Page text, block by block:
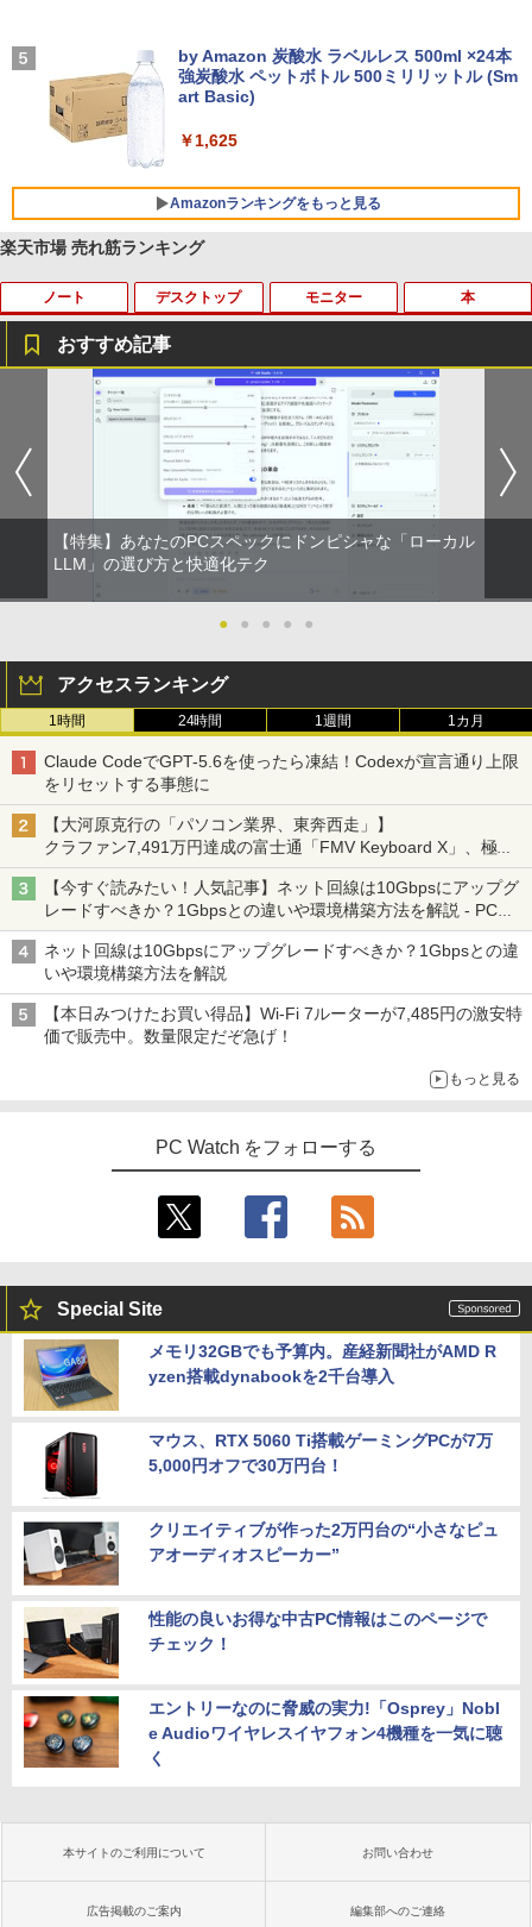
Xiaomi シャオミ REDMI Buds 8 Lite ワイヤ
リング ANC 36時間再生
￥250
by Amazon 炭酸水 ラベルレス 500ml ×24本
強炭酸水 ペットボトル 500ミリリットル (Sm
art Basic)
￥1,625
Amazonランキングをもっと見る
薬屋のひとりごと 17巻 (デジタル版ビッグガ
ンガンコミックス)
￥770
ONE PIECE モノクロ版 115 (ジャンプコミッ
クスDIGITAL)
￥594
異世界居酒屋「のぶ」(22) (角川コミックス・
エース)
￥832
HUNTER×HUNTER モノクロ版 39 (ジャンプ
コミックスDIGITAL)
￥572
スーパーの裏でヤニ吸うふたり 9巻 (デジタル
版ビッグガンガンコミックス)
￥810
楽天市場 売れ筋ランキング
ノート
【新品】Windows11 ノートパソコン off
ice付き 15.6インチワイド液晶 フルHD I
ntel Pentium GOLD 6500Y メモリ12GB
新品SSD256GB USB3.0 HDMI 日本語配
列キーボード【NC15】
￥39,800
2
中古｜DELL Alienware Aurora R5｜Cor
e i7｜メモリ8GB｜SSD256GB＋HDD1T
Force GTX 1070搭載｜ゲーミングPC 中
古｜デスクトップPC 中古PC｜高性能 グ
ラフィック搭載｜ゲーム 動画編集 画像編
集 仕事用
￥44,999
超得5,000円OFF&P10倍｜CPU第11世代
｜NEC VM-9｜最大180日保証｜中古ノー
トパソコン Windows11 office付き｜Co
re i5 第11世代｜メモリ最大16GB SSD25
6GB｜Microsoft office2019搭載｜13.3
インチ｜Webカメラ搭載｜ノートパソコ
ン｜中古パソコン｜パソコン｜中古ノー
トPC
￥45,800
2025年 年間出荷数 No.2 ノートPC 2026
年 爆進中！】整備済み ノートパソコン 1
12GB 16GB メモリ Wi-Fi 無線LAN Web
カメラ HP 最高峰 EliteBook 830 G5 中
￥51,800
5
フルHD 14.0型 DELL Latitude 7410 Cor
11【中古】
デスクトップ
【訳あり品】中古パソコン | NEC | Mate
MKM30B-4 | Windows11 | デスクトップ
| 一年保証 | 第8世代 | Core i5 8500 3.0
(〜最大4.1)GHz | MEM:8GB | SSD:256G
B(NVMe) | DVD-ROM | 無線LAN:あり |
Win11Pro64bit
￥15,000
中古パソコン | NEC | Mate MRL36L-5 |
第9世代 | Core i3 9100 3.6(〜最大4.2)G
Hz | MEM:8GB | SSD:256GB(新品) | DV
Dマルチ | Win11Pro64bit
3
送料無料 MouseComputer SL4-B450 単
体 AMD Ryzen 3 3200G Windows11 64
bit HDMI メモリー8GB 高速SSD256GB
M.2-SATA +HDD1TB DVDマルチ 中古デ
スクトップパソコン 中古 パソコン【30
日保証】1235602
￥19,800
720s Small | Windows11 | デスクトップ
B(新品) | DVDマルチ | Win11Pro64bit
D1TB 二画面デュアル アウトレット オフ
ィス付き 最新MSOffice2024可 Win11Pr
o 中古パソコンデスクトップパソコン ミ
ニPC デル 中古パソコンデスクトップPC
モニター
【BenQ公式店】BenQ ベンキュー GW2
491 23.8インチ アイケアモニター Full H
D/IPS/HDMI/DP/ブルーライト軽減プラ
ス/フリッカーフリー/ティルト機能/24型/
24インチ相当 PCモニター
￥13,896
2
Philips｜フィリップス 液晶ディスプレ
イ(27型/IPS/FullHD 1920×1080/120Hz/
￥13,800
3
タイムレコーダー 勤怠管理機 指紋認証・
パスワード認証 出勤レコーダー 勤怠レコ
ーダー 電子タイムレコーダー USBデー
タ管理 自動集計機能 1000ユーザー対応
100,000レコード保存 簡単設定 2.8イン
チLCDスクリーン PSE認証済
￥14,880
4
レノボジャパン Lenovo L24-4C モニ
ター ［23.8型 / フルHD(1920×1080) / ワ
イド / 144Hz］ クラウドグレー 67DDK
Yoothi 互換品 14.0インチ Lenovo Yoga
7-14ITL5 82BH 対応 FullHD 1920x1080
IPS LED LCD ディスプレイ タッチスク
本
永瀬廉 プレミアムBOX【初回限定版】
（仮） [ 永瀬廉 ]
￥8,800
[新品]葬送のフリーレン (1-15巻 最新刊)
￥8,965
3
公式TOEIC Listening & Reading 問題
￥3,630
4 WORLD SEIKYO vol.8 [ 聖教新聞社 ]
おすすめ記事
【特集】あなたのPCスペックにドンピシャな「ローカル
LLM」の選び方と快適化テク
● ● ● ● ●
アクセスランキング
1時間 24時間 1週間 1カ月
Claude CodeでGPT-5.6を使ったら凍結！Codexが宣言通り上限
をリセットする事態に
【大河原克行の「パソコン業界、東奔西走」】
クラファン7,491万円達成の富士通「FMV Keyboard X」、極限
の静音化を追求
【今すぐ読みたい！人気記事】ネット回線は10Gbpsにアップグ
レードすべきか？1Gbpsとの違いや環境構築方法を解説 - PC
Watch
ネット回線は10Gbpsにアップグレードすべきか？1Gbpsとの違
いや環境構築方法を解説
【本日みつけたお買い得品】Wi-Fi 7ルーターが7,485円の激安特
価で販売中。数量限定だぞ急げ！
もっと見る
PC Watch をフォローする
Special Site
メモリ32GBでも予算内。産経新聞社がAMD R
yzen搭載dynabookを2千台導入
マウス、RTX 5060 Ti搭載ゲーミングPCが7万
5,000円オフで30万円台！
クリエイティブが作った2万円台の“小さなピュ
アオーディオスピーカー”
性能の良いお得な中古PC情報はこのページで
チェック！
エントリーなのに脅威の実力!「Osprey」Nobl
e Audioワイヤレスイヤフォン4機種を一気に聴
く
本サイトのご利用について お問い合わせ
広告掲載のご案内 編集部へのご連絡